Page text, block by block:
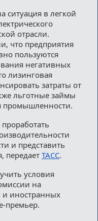
ситуация в легкой
отрасли.
что предприятия
пользуются
негативных
лизинговая
затраты от
льготные займы
промышленности.
и представить
передаетТАСС.
условия
на
и иностранных
премьер.